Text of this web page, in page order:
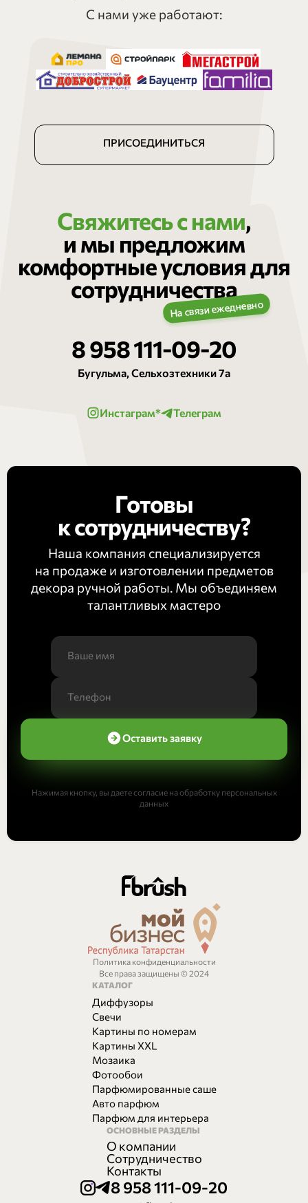
С нами уже работают:
ПРИСОЕДИНИТЬСЯ
Свяжитесь с нами,
и мы предложим
комфортные условия для
сотрудничества
8 958 111-09-20
Бугульма, Сельхозтехники 7а
Инстаграм* Телеграм
Готовы
к сотрудничеству?
Наша компания специализируется
на продаже и изготовлении предметов
декора ручной работы. Мы объединяем
талантливых мастеро
Оставить заявку
Нажимая кнопку, вы даете согласие на обработку персональных
данных
Политика конфиденциальности
Все права защищены © 2024
КАТАЛОГ
Диффузоры
Свечи
Картины по номерам
Картины XXL
Мозаика
Фотообои
Парфюмированные саше
Авто парфюм
Парфюм для интерьера
ОСНОВНЫЕ РАЗДЕЛЫ
О компании
Сотрудничество
Контакты
8 958 111-09-20